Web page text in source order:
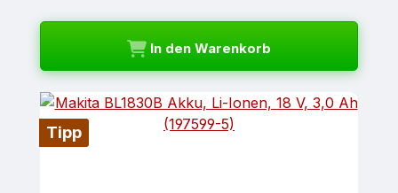
In den Warenkorb
Tipp